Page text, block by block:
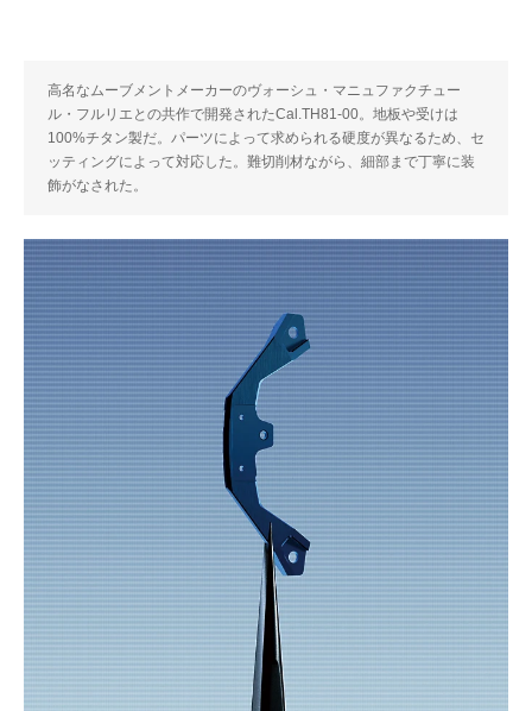
高名なムーブメントメーカーのヴォーシュ・マニュファクチュー
ル・フルリエとの共作で開発されたCal.TH81-00。地板や受けは
100%チタン製だ。パーツによって求められる硬度が異なるため、セ
ッティングによって対応した。難切削材ながら、細部まで丁寧に装
飾がなされた。